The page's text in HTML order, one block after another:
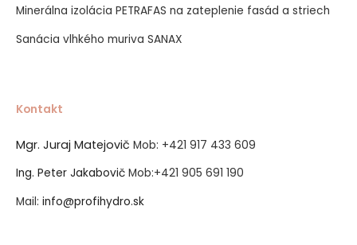
Minerálna izolácia PETRAFAS na zateplenie fasád a striech
Sanácia vlhkého muriva SANAX
Kontakt
Mgr. Juraj Matejovič Mob: +421 917 433 609
Ing. Peter Jakabovič Mob:+421 905 691 190
Mail: info@profihydro.sk